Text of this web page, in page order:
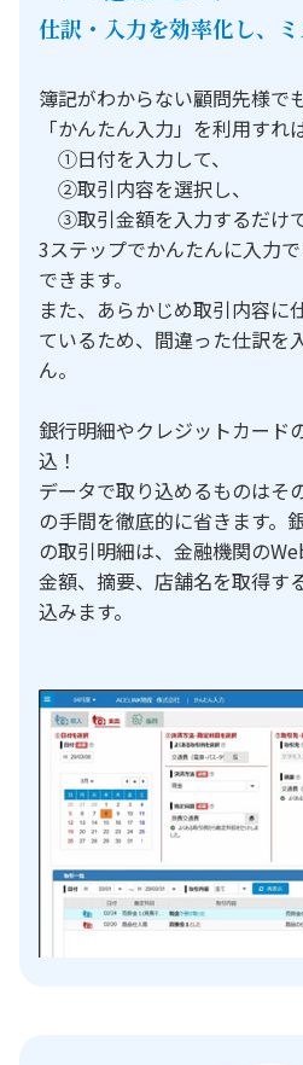
仕訳・入力を効率化し、ミ
簿記がわからない顧問先様で
「かんたん入力」を利用すれ
①日付を入力して、
②取引内容を選択し、
③取引金額を入力するだけ
3ステップでかんたんに入力
できます。
また、あらかじめ取引内容に
ているため、間違った仕訳を
ん。
銀行明細やクレジットカード
込！
データで取り込めるものはそ
の手間を徹底的に省きます。
の取引明細は、金融機関の
金額、摘要、店舗名を取得す
込みます。